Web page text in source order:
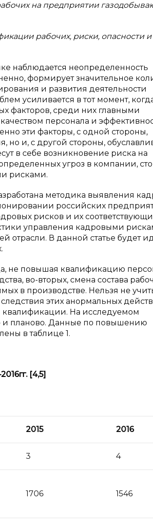
на предприятии
рабочих, риски, опасности и
наблюдается неопределенность
формирует значительное
и развития деятельности
усиливается в тот момент,
факторов, среди них главными
персонала и
эти факторы, с одной стороны,
но и, с другой стороны,
в себе возникновение риска на
угроз в компании,
рисками.
методика выявления
российских
рисков и их
управления кадровыми
В данной статье будет
не повышая квалификацию
во-вторых, смена состава
в производстве. Нельзя не
этих анормальных
На исследуемом
планово. Данные по повышению
в таблице 1.
гг. [4,5]
2015 2016
3 4
1706 1546